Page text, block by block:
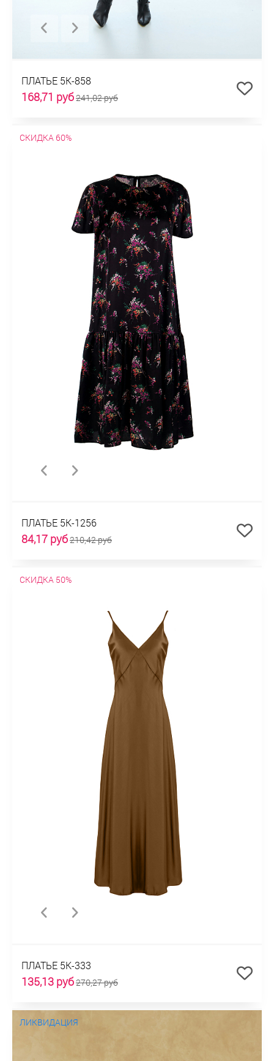
ПЛАТЬЕ 5К-858
168,71 руб241,02 руб
СКИДКА 60%
ПЛАТЬЕ 5К-1256
84,17 руб210,42 руб
СКИДКА 50%
ПЛАТЬЕ 5К-333
135,13 руб270,27 руб
ЛИКВИДАЦИЯ